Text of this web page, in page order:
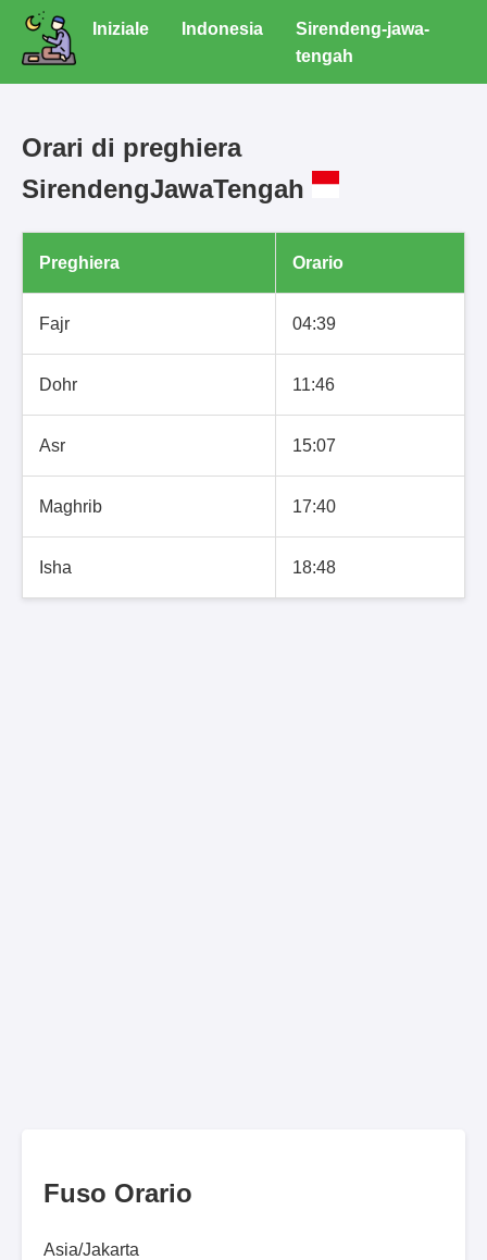
Iniziale Indonesia
Sirendeng-jawa-
tengah
Orari di preghiera
SirendengJawaTengah
Preghiera Orario
Fajr 04:39
Dohr 11:46
Asr 15:07
Maghrib 17:40
Isha 18:48
Fuso Orario
Asia/Jakarta